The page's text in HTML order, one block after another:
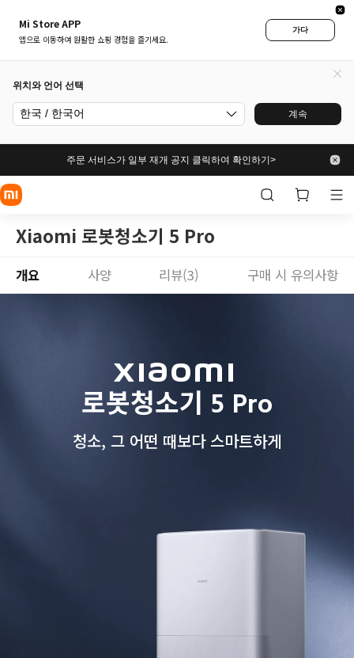
Mi Store APP
앱으로 이동하여 원활한 쇼핑 경험을 즐기세요.
가다
위치와 언어 선택
한국 / 한국어 계속
주문 서비스가 일부 재개 공지 클릭하여 확인하기>
Xiaomi 로봇청소기 5 Pro
개요 사양 리뷰(3) 구매 시 유의사항
Xiaomi
로봇청소기 5 Pro